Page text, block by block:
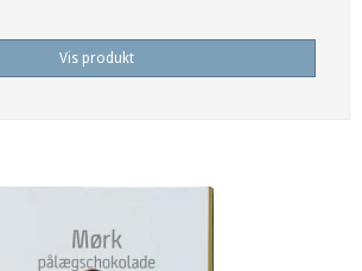
Vis produkt